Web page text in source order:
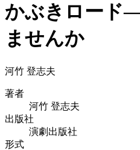
かぶきロード
ませんか
河竹 登志夫
著者
河竹 登志夫
出版社
演劇出版社
形式